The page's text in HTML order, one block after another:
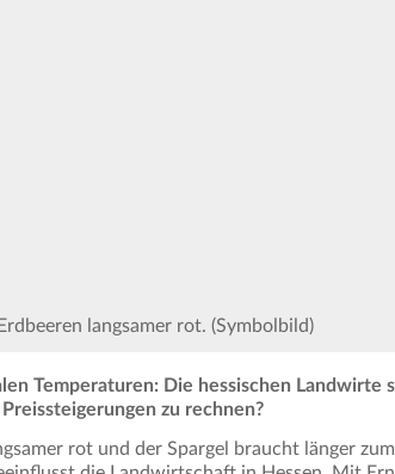
langsamer rot. (Symbolbild)
Temperaturen: Die hessischen Landwirte
zu rechnen?
rot und der Spargel braucht länger